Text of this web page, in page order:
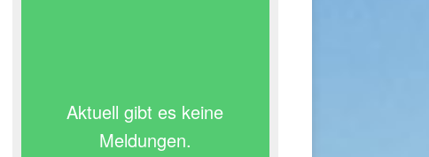
Aktuell gibt es keine
Meldungen.